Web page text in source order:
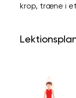
krop, træne i